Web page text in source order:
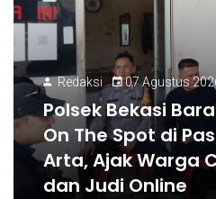
Redaksi 07 Agustus
Polsek Bekasi
On The Spot di
Arta, Ajak Warga
dan Judi Online